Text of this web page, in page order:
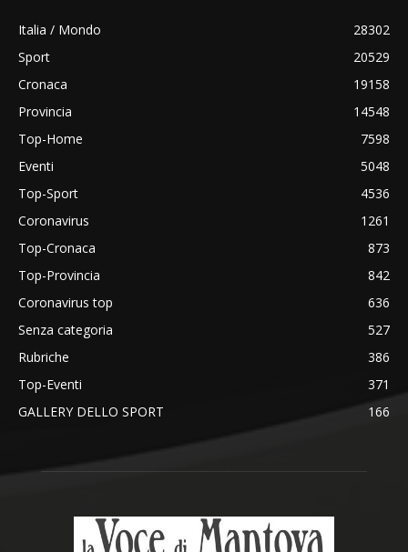
Italia / Mondo
28302
Sport
20529
Cronaca
19158
Provincia
14548
Top-Home
7598
Eventi
5048
Top-Sport
4536
Coronavirus
1261
Top-Cronaca
873
Top-Provincia
842
Coronavirus top
636
Senza categoria
527
Rubriche
386
Top-Eventi
371
GALLERY DELLO SPORT
166